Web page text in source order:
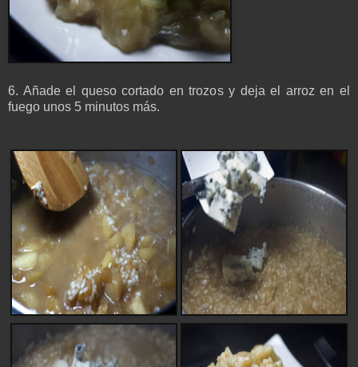
6. Añade el queso cortado en trozos y deja el arroz en el
fuego unos 5 minutos más.